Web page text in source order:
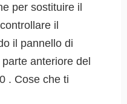
per sostituire il
il
il pannello di
anteriore del
. Cose che ti